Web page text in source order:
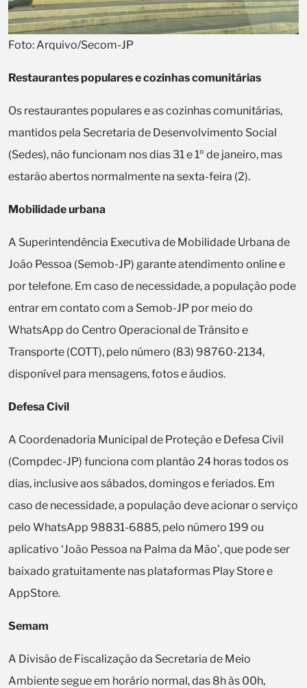
Foto: Arquivo/Secom-JP
Restaurantes populares e cozinhas comunitárias
Os restaurantes populares e as cozinhas comunitárias,
mantidos pela Secretaria de Desenvolvimento Social
(Sedes), não funcionam nos dias 31 e 1º de janeiro, mas
estarão abertos normalmente na sexta-feira (2).
Mobilidade urbana
A Superintendência Executiva de Mobilidade Urbana de
João Pessoa (Semob-JP) garante atendimento online e
por telefone. Em caso de necessidade, a população pode
entrar em contato com a Semob-JP por meio do
WhatsApp do Centro Operacional de Trânsito e
Transporte (COTT), pelo número (83) 98760-2134,
disponível para mensagens, fotos e áudios.
Defesa Civil
A Coordenadoria Municipal de Proteção e Defesa Civil
(Compdec-JP) funciona com plantão 24 horas todos os
dias, inclusive aos sábados, domingos e feriados. Em
caso de necessidade, a população deve acionar o serviço
pelo WhatsApp 98831-6885, pelo número 199 ou
aplicativo ‘João Pessoa na Palma da Mão’, que pode ser
baixado gratuitamente nas plataformas Play Store e
AppStore.
Semam
A Divisão de Fiscalização da Secretaria de Meio
Ambiente segue em horário normal, das 8h às 00h,